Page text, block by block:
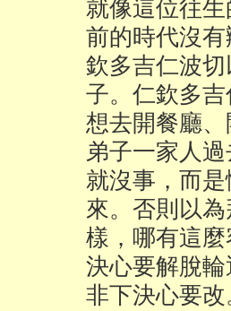
就像這位往
前的時代沒
欽多吉仁波
子。仁欽多
想去開餐廳
弟子一家人
就沒事，而
來。否則以
樣，哪有這
決心要解脫
非下決心要